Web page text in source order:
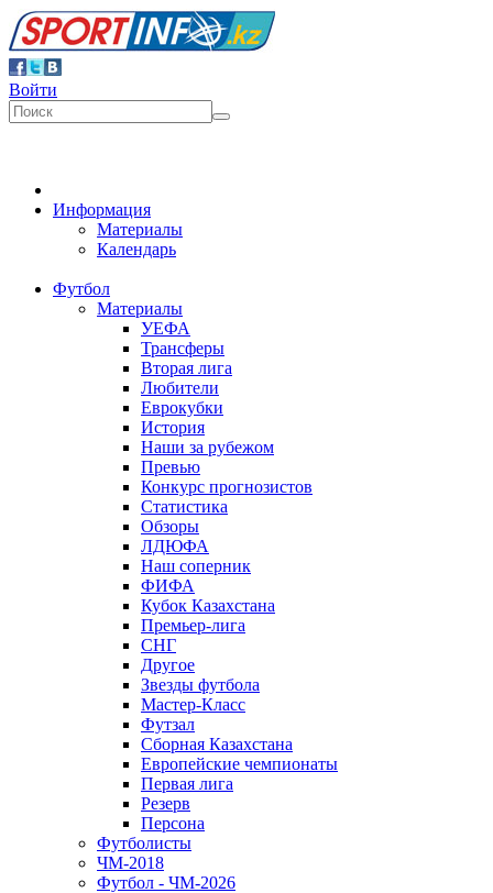
Войти
Информация
Материалы
Календарь
Футбол
Материалы
УЕФА
Трансферы
Вторая лига
Любители
Еврокубки
История
Наши за рубежом
Превью
Конкурс прогнозистов
Статистика
Обзоры
ЛДЮФА
Наш соперник
ФИФА
Кубок Казахстана
Премьер-лига
СНГ
Другое
Звезды футбола
Мастер-Класс
Футзал
Сборная Казахстана
Европейские чемпионаты
Первая лига
Резерв
Персона
Футболисты
ЧМ-2018
Футбол - ЧМ-2026